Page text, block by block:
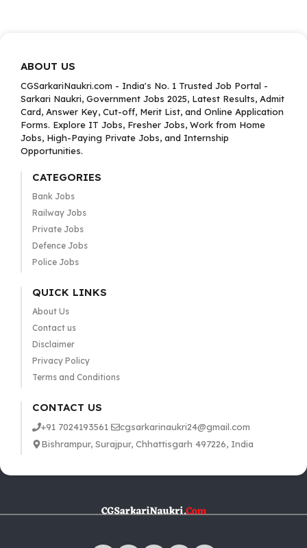
ABOUT US
CGSarkariNaukri.com - India's No. 1 Trusted Job Portal -
Sarkari Naukri, Government Jobs 2025, Latest Results, Admit
Card, Answer Key, Cut-off, Merit List, and Online Application
Forms. Explore IT Jobs, Fresher Jobs, Work from Home
Jobs, High-Paying Private Jobs, and Internship
Opportunities.
CATEGORIES
Bank Jobs
Railway Jobs
Private Jobs
Defence Jobs
Police Jobs
QUICK LINKS
About Us
Contact us
Disclaimer
Privacy Policy
Terms and Conditions
CONTACT US
+91 7024193561
cgsarkarinaukri24@gmail.com
Bishrampur, Surajpur, Chhattisgarh 497226, India